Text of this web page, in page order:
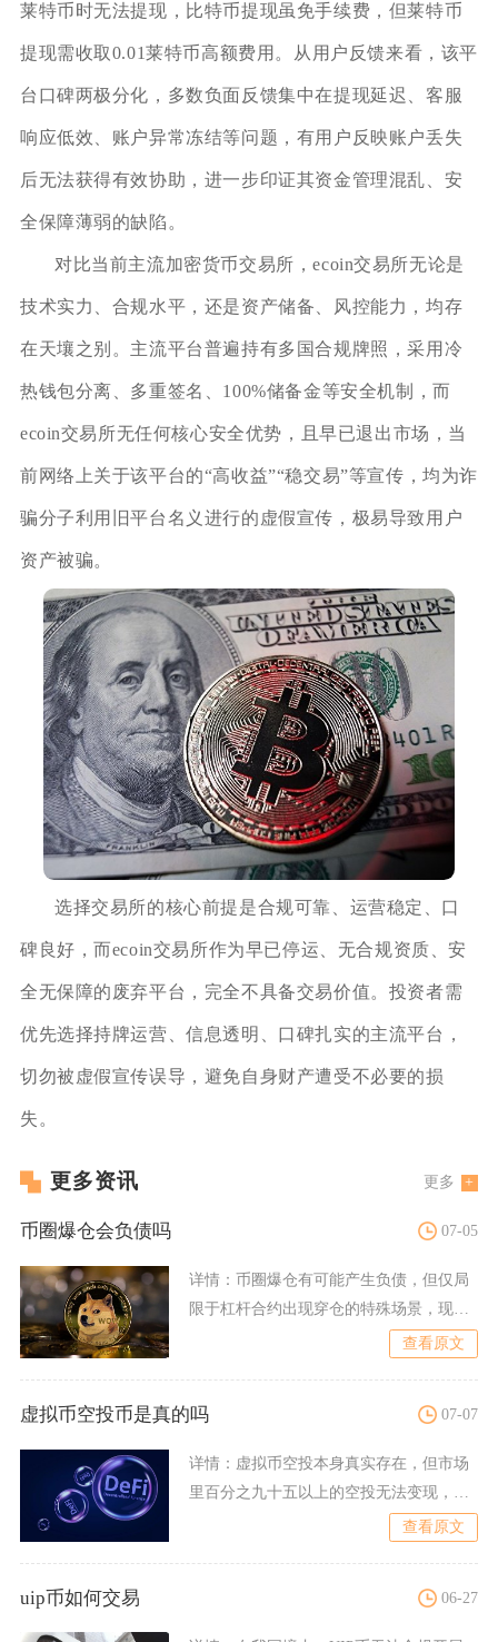
莱特币时无法提现，比特币提现虽免手续费，但莱特币
提现需收取0.01莱特币高额费用。从用户反馈来看，该平
台口碑两极分化，多数负面反馈集中在提现延迟、客服
响应低效、账户异常冻结等问题，有用户反映账户丢失
后无法获得有效协助，进一步印证其资金管理混乱、安
全保障薄弱的缺陷。
对比当前主流加密货币交易所，ecoin交易所无论是
技术实力、合规水平，还是资产储备、风控能力，均存
在天壤之别。主流平台普遍持有多国合规牌照，采用冷
热钱包分离、多重签名、100%储备金等安全机制，而
ecoin交易所无任何核心安全优势，且早已退出市场，当
前网络上关于该平台的“高收益”“稳交易”等宣传，均为诈
骗分子利用旧平台名义进行的虚假宣传，极易导致用户
资产被骗。
选择交易所的核心前提是合规可靠、运营稳定、口
碑良好，而ecoin交易所作为早已停运、无合规资质、安
全无保障的废弃平台，完全不具备交易价值。投资者需
优先选择持牌运营、信息透明、口碑扎实的主流平台，
切勿被虚假宣传误导，避免自身财产遭受不必要的损
失。
更多资讯 更多
币圈爆仓会负债吗 07-05
详情： 币圈爆仓有可能产生负债，但仅局
限于杠杆合约出现穿仓的特殊场景，现货
查看原文
虚拟币空投币是真的吗 07-07
详情： 虚拟币空投本身真实存在，但市场
里百分之九十五以上的空投无法变现，其
查看原文
uip币如何交易 06-27